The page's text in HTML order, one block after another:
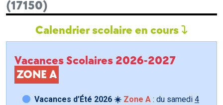
(17150)
Calendrier scolaire en cours
Vacances Scolaires 2026-2027
ZONE A
Vacances d’Été 2026 ☀️ Zone A : du samedi 4